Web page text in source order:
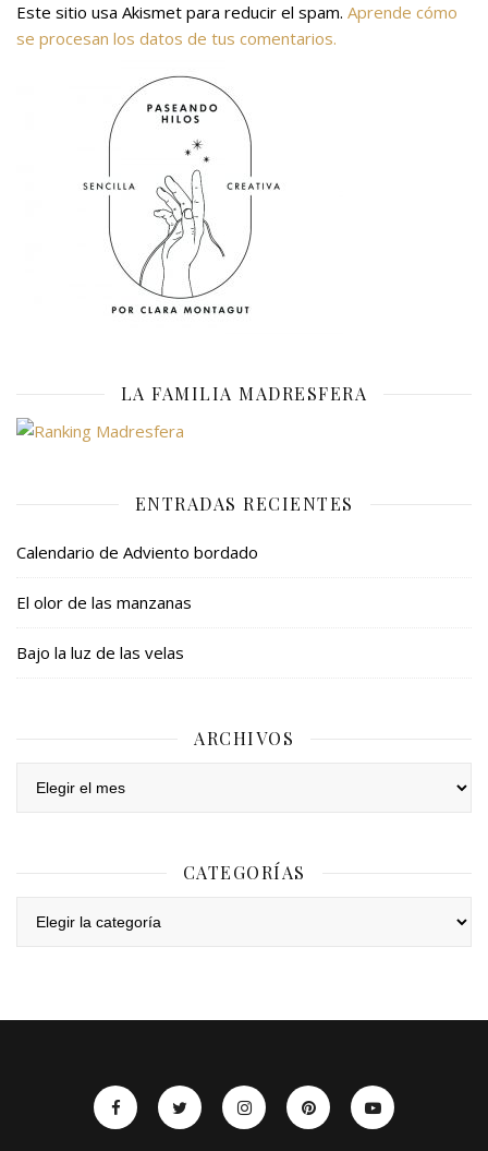
Este sitio usa Akismet para reducir el spam. Aprende cómo
se procesan los datos de tus comentarios.
LA FAMILIA MADRESFERA
ENTRADAS RECIENTES
Calendario de Adviento bordado
El olor de las manzanas
Bajo la luz de las velas
ARCHIVOS
CATEGORÍAS